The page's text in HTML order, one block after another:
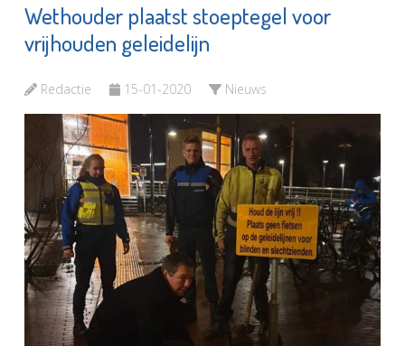
Wethouder plaatst stoeptegel voor
vrijhouden geleidelijn
Redactie 15-01-2020 Nieuws